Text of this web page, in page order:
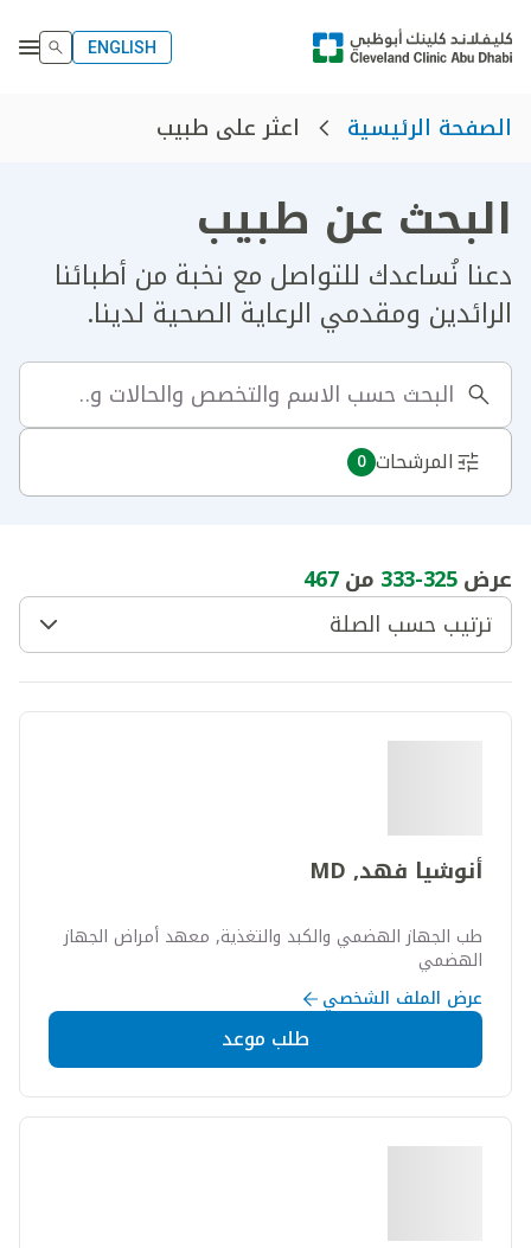
ENGLISH
الصفحة الرئيسية اعثر على طبيب
البحث عن طبيب
دعنا نُساعدك للتواصل مع نخبة من أطبائنا
الرائدين ومقدمي الرعاية الصحية لدينا.
المرشحات 0
عرض325
-
333 من467
ترتيب حسب الصلة
أنوشيا فهد, MD
طب الجهاز الهضمي والكبد والتغذية, معهد أمراض الجهاز
الهضمي
عرض الملف الشخصي
طلب موعد